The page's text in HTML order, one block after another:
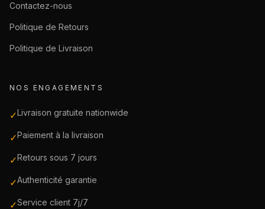
Contactez-nous
Politique de Retours
Politique de Livraison
NOS ENGAGEMENTS
✓Livraison gratuite nationwide
✓Paiement à la livraison
✓Retours sous 7 jours
✓Authenticité garantie
✓Service client 7j/7